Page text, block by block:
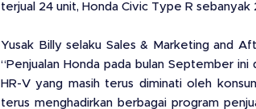
terjual 24 unit, Honda Civic Type R
Yusak Billy selaku Sales & Marketing and
“Penjualan Honda pada bulan September
HR-V yang masih terus diminati oleh
terus menghadirkan berbagai program